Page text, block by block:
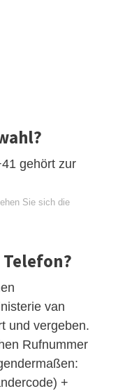
gehört zur
Sie sich die
van
und vergeben.
Rufnummer
+